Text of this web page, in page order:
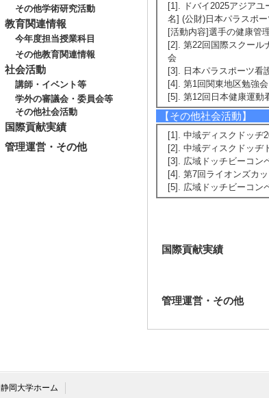
その他学術研究活動
教育関連情報
今年度担当授業科目
その他教育関連情報
社会活動
講師・イベント等
学外の審議会・委員会等
その他社会活動
国際貢献実績
管理運営・その他
[1]. ドバイ2025アジア
名] (公財)日本パラスポ
[活動内容]選手の健康管
[2]. 第22回国際スクー
会
[3]. 日本パラスポーツ
[4]. 第1回関東地区勉強
[5]. 第12回日本健康運動
【その他社会活動】
[1]. 中域ディスクドッ
[2]. 中域ディスクドッヂ
[3]. 広域ドッチビーコン
[4]. 第7回ライオンズカ
[5]. 広域ドッチビーコン
国際貢献実績
管理運営・その他
静岡大学ホーム